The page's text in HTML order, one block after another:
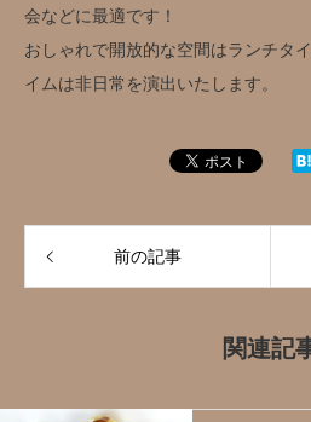
会などに最適です！
おしゃれで開放的な空間はランチタ
イムは非日常を演出いたします。
前の記事
関連記